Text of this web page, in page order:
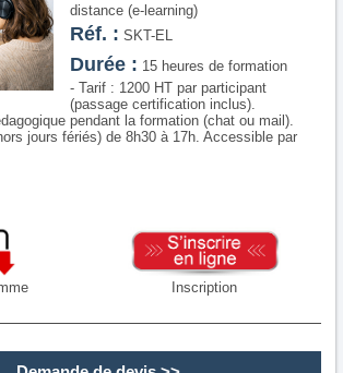
FINANCEMENT
RÉFÉRENCES
SATISFACTION
distance (e-learning)
Réf. : SKT-EL
Durée : 15 heures de formation
- Tarif : 1200 HT par participant
(passage certification inclus).
pendant la formation (chat ou mail).
jours fériés) de 8h30 à 17h. Accessible par
Inscription